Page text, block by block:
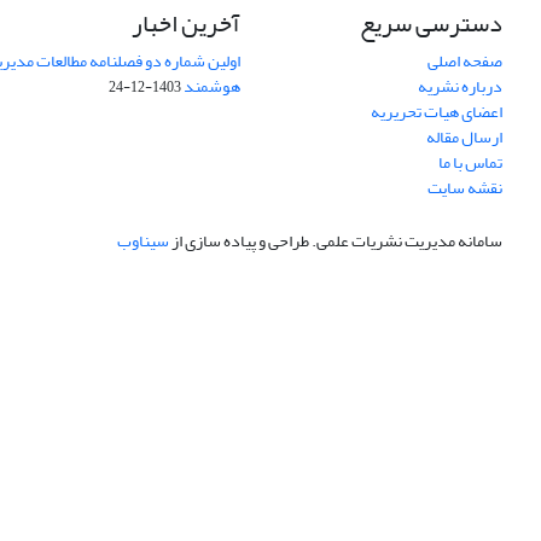
دسترسی سریع
صفحه اصلی
درباره نشریه
اعضای هیات تحریریه
ارسال مقاله
تماس با ما
نقشه سایت
آخرین اخبار
اولین شماره دو فصلنامه مطالعات
هوشمند1403-12-24
سامانه مدیریت نشریات علمی.طراحی و پیاده سازی ازسیناوب